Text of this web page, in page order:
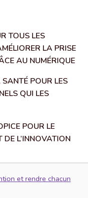
TOUS LES
LA PRISE
AU NUMÉRIQUE
POUR LES
QUI LES
POUR LE
DE L’INNOVATION
et rendre chacun